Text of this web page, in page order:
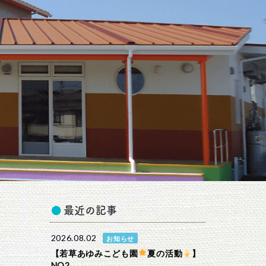
最近の記事
2026.08.02 お知らせ
【若草あゆみこども園 夏の活動
】